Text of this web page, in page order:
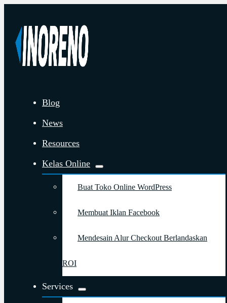
Blog
News
Resources
Kelas Online
Buat Toko Online WordPress
Membuat Iklan Facebook
Mendesain Alur Checkout Berlandaskan
ROI
Services